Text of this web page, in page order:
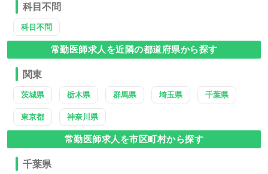
科目不問
科目不問
常勤医師求人を近隣の都道府県から探す
関東
茨城県 栃木県 群馬県 埼玉県 千葉県
東京都 神奈川県
常勤医師求人を市区町村から探す
千葉県